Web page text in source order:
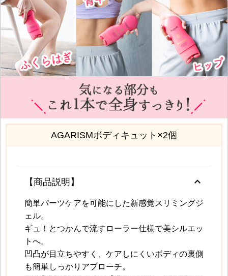
AGARISMボディキュット×2個
【商品説明】 keyboard_arrow_up
簡単パーツケアを可能にした新感覚スリミングジ
ェル。
ギュ！とつかんで流すローラー仕様で美シルエッ
トへ。
凹凸が目立ちやすく、ケアしにくいボディの裏側
も簡単しっかりアプローチ。